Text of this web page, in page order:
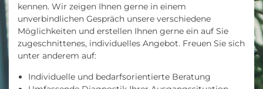
kennen. Wir zeigen Ihnen gerne in einem
unverbindlichen Gespräch unsere verschiedene
Möglichkeiten und erstellen Ihnen gerne ein auf Sie
zugeschnittenes, individuelles Angebot. Freuen Sie sich
unter anderem auf:
Individuelle und bedarfsorientierte Beratung